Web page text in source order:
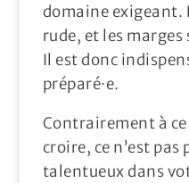
domaine exigeant.
rude, et les
Il est donc
préparé·e.
Contrairement à
croire, ce n’est pas
talentueux dans